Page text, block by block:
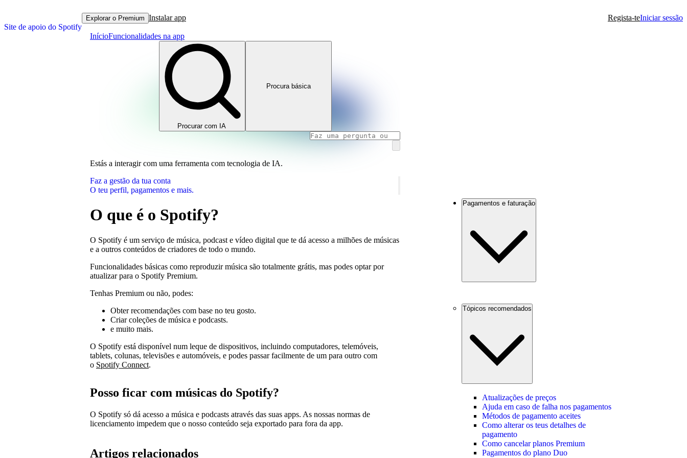
Site de apoio do Spotify
Explorar o Premium Instalar app Regista-teIniciar sessão
InícioFuncionalidades na app
Procurar com IA
Procura básica
Estás a interagir com uma ferramenta com tecnologia de IA.
Faz a gestão da tua conta
O teu perfil, pagamentos e mais.
O que é o Spotify?
O Spotify é um serviço de música, podcast e vídeo digital que te dá acesso a milhões de músicas
e a outros conteúdos de criadores de todo o mundo.
Funcionalidades básicas como reproduzir música são totalmente grátis, mas podes optar por
atualizar para o Spotify Premium.
Tenhas Premium ou não, podes:
Obter recomendações com base no teu gosto.
Criar coleções de música e podcasts.
e muito mais.
O Spotify está disponível num leque de dispositivos, incluindo computadores, telemóveis,
tablets, colunas, televisões e automóveis, e podes passar facilmente de um para outro com
o Spotify Connect.
Posso ficar com músicas do Spotify?
O Spotify só dá acesso a música e podcasts através das suas apps. As nossas normas de
licenciamento impedem que o nosso conteúdo seja exportado para fora da app.
Artigos relacionados
Pagamentos e faturação
Tópicos recomendados
Atualizações de preços
Ajuda em caso de falha nos pagamentos
Métodos de pagamento aceites
Como alterar os teus detalhes de
pagamento
Como cancelar planos Premium
Pagamentos do plano Duo